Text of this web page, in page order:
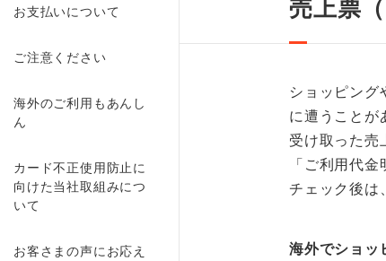
お支払いについて
ご注意ください
海外のご利用もあんし
ん
カード不正使用防止に
向けた当社取組みにつ
いて
お客さまの声にお応え
売上票
ショッピング
に遭うことが
受け取った売
「ご利用代
チェック後は
海外でショッ